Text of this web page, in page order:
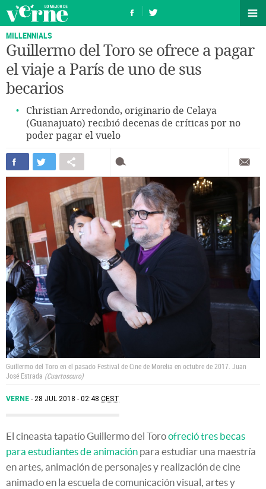
MILLENNIALS
Guillermo del Toro se ofrece a pagar
el viaje a París de uno de sus
becarios
Christian Arredondo, originario de Celaya
(Guanajuato) recibió decenas de críticas por no
poder pagar el vuelo
Guillermo del Toro en el pasado Festival de Cine de Morelia en octubre de 2017. Juan
José Estrada Cuartoscuro
VERNE 28 JUL 2018 - 02:48 CEST
El cineasta tapatío Guillermo del Toroofreció tres becas
para estudiantes de animación para estudiar una maestría
en artes, animación de personajes y realización de cine
animado en la escuela de comunicación visual, artes y